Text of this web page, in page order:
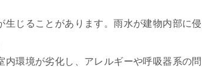
じることがあります。雨水が建物内部に侵
環境が劣化し、アレルギーや呼吸器系の問